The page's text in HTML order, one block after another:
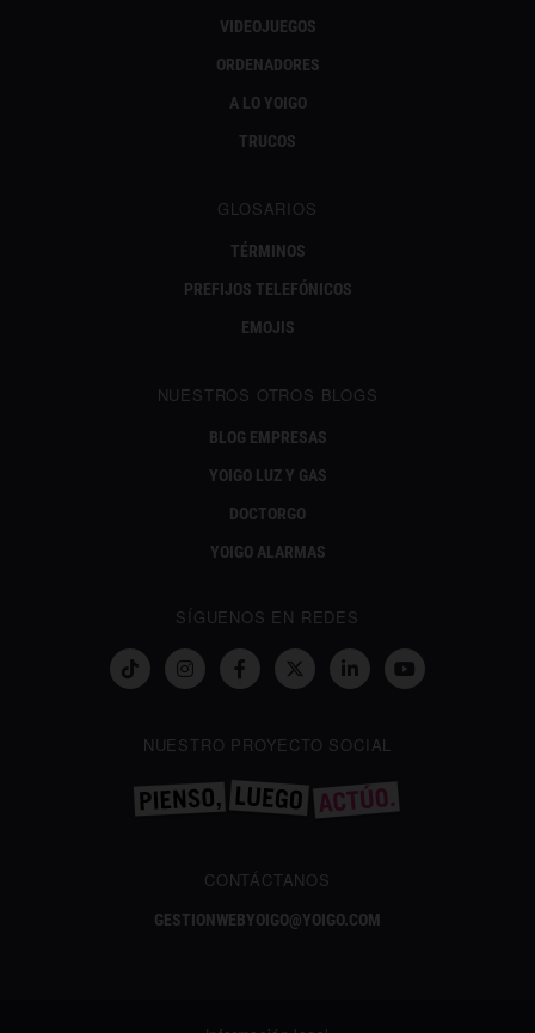
VIDEOJUEGOS
ORDENADORES
A LO YOIGO
TRUCOS
GLOSARIOS
TÉRMINOS
PREFIJOS TELEFÓNICOS
EMOJIS
NUESTROS OTROS BLOGS
BLOG EMPRESAS
YOIGO LUZ Y GAS
DOCTORGO
YOIGO ALARMAS
SÍGUENOS EN REDES
NUESTRO PROYECTO SOCIAL
CONTÁCTANOS
GESTIONWEBYOIGO@YOIGO.COM